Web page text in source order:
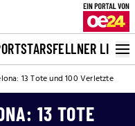
STARSFELLNER LIVE
13 Tote und 100 Verletzte
13 TOTE